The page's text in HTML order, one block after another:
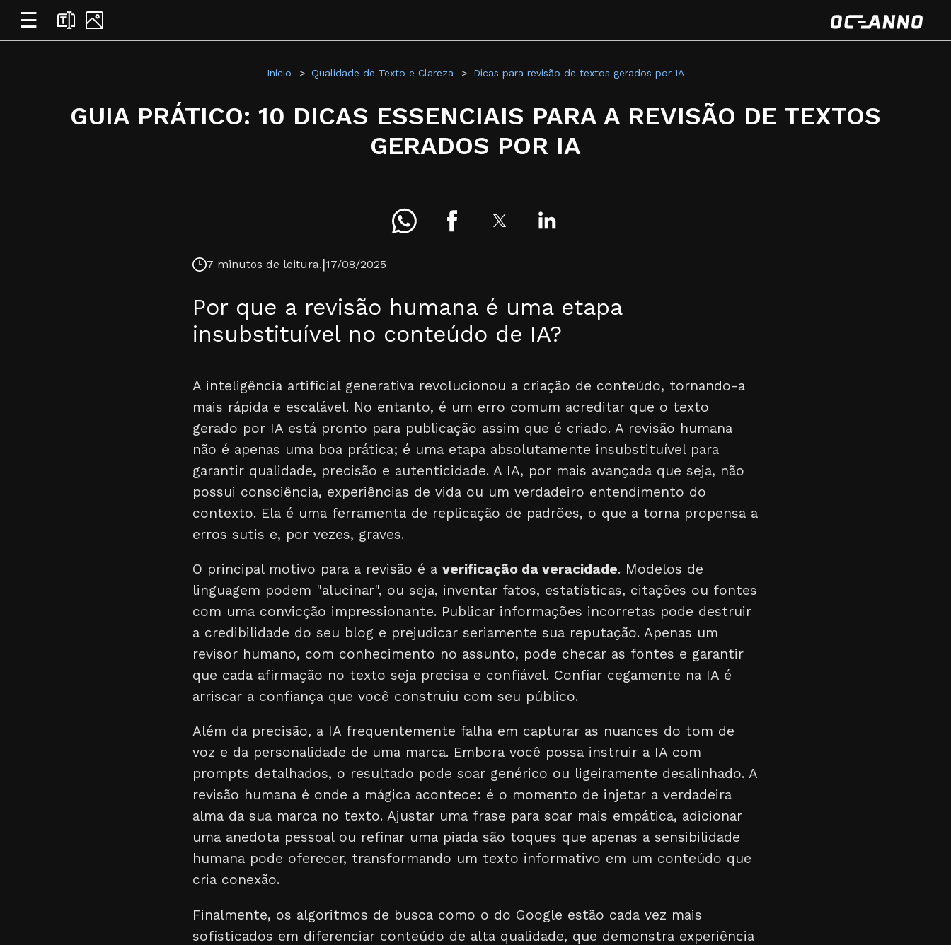
☰
Início Qualidade de Texto e Clareza Dicas para revisão de textos gerados por IA
GUIA PRÁTICO: 10 DICAS ESSENCIAIS PARA A REVISÃO DE TEXTOS
GERADOS POR IA
7 minutos de leitura.|17/08/2025
Por que a revisão humana é uma etapa
insubstituível no conteúdo de IA?
A inteligência artificial generativa revolucionou a criação de conteúdo, tornando-a
mais rápida e escalável. No entanto, é um erro comum acreditar que o texto
gerado por IA está pronto para publicação assim que é criado. A revisão humana
não é apenas uma boa prática; é uma etapa absolutamente insubstituível para
garantir qualidade, precisão e autenticidade. A IA, por mais avançada que seja, não
possui consciência, experiências de vida ou um verdadeiro entendimento do
contexto. Ela é uma ferramenta de replicação de padrões, o que a torna propensa a
erros sutis e, por vezes, graves.
O principal motivo para a revisão é a verificação da veracidade. Modelos de
linguagem podem "alucinar", ou seja, inventar fatos, estatísticas, citações ou fontes
com uma convicção impressionante. Publicar informações incorretas pode destruir
a credibilidade do seu blog e prejudicar seriamente sua reputação. Apenas um
revisor humano, com conhecimento no assunto, pode checar as fontes e garantir
que cada afirmação no texto seja precisa e confiável. Confiar cegamente na IA é
arriscar a confiança que você construiu com seu público.
Além da precisão, a IA frequentemente falha em capturar as nuances do tom de
voz e da personalidade de uma marca. Embora você possa instruir a IA com
prompts detalhados, o resultado pode soar genérico ou ligeiramente desalinhado. A
revisão humana é onde a mágica acontece: é o momento de injetar a verdadeira
alma da sua marca no texto. Ajustar uma frase para soar mais empática, adicionar
uma anedota pessoal ou refinar uma piada são toques que apenas a sensibilidade
humana pode oferecer, transformando um texto informativo em um conteúdo que
cria conexão.
Finalmente, os algoritmos de busca como o do Google estão cada vez mais
sofisticados em diferenciar conteúdo de alta qualidade, que demonstra experiência